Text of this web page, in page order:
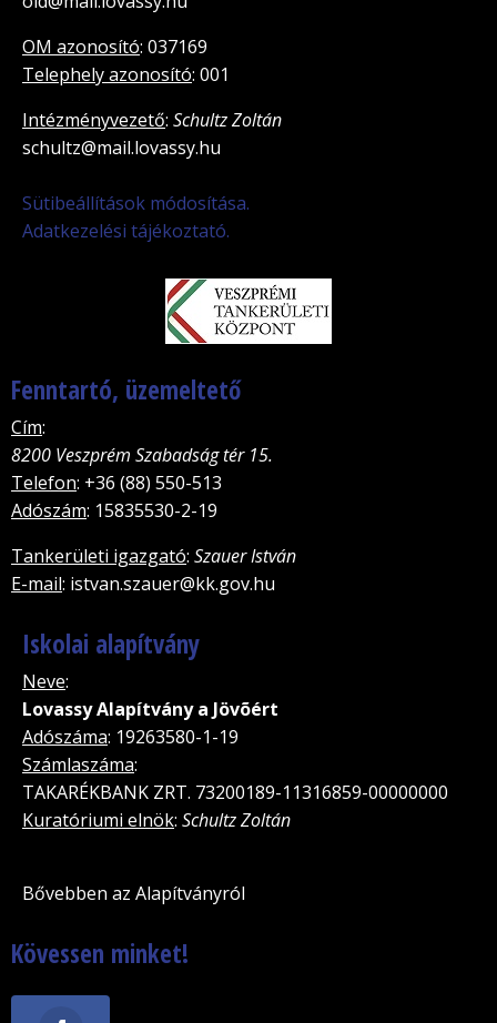
OM azonosító: 037169
Telephely azonosító: 001
Intézményvezető: Schultz Zoltán
schultz@mail.lovassy.hu
Sütibeállítások módosítása.
Adatkezelési tájékoztató.
Fenntartó, üzemeltető
Cím:
8200 Veszprém Szabadság tér 15.
Telefon: +36 (88) 550-513
Adószám: 15835530-2-19
Tankerületi igazgató: Szauer István
E-mail: istvan.szauer@kk.gov.hu
Iskolai alapítvány
Neve:
Lovassy Alapítvány a Jövõért
Adószáma: 19263580-1-19
Számlaszáma:
TAKARÉKBANK ZRT. 73200189-11316859-00000000
Kuratóriumi elnök: Schultz Zoltán
Bővebben az Alapítványról
Kövessen minket!